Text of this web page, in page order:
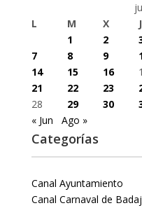
L
M X J
1
2
7
8 9
14
15 16
21
22 23
28
29 30
« Jun
Ago »
Categorías
Canal Ayuntamiento
Canal Carnaval de